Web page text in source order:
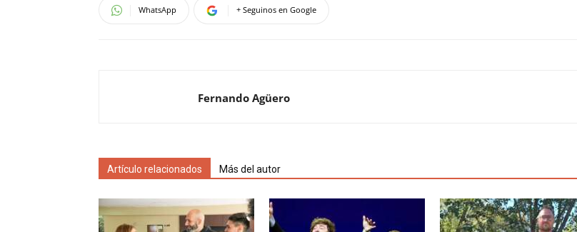
WhatsApp + Seguinos en Google
Fernando Agüero
Artículo relacionados Más del autor